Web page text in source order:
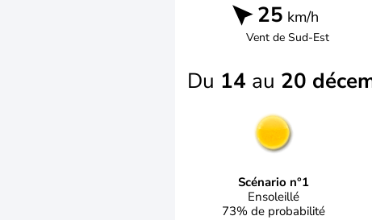
25 km/h
Vent deSud-Est
Du 14 au 20
Scénario n°1
Ensoleillé
73% de probabilité